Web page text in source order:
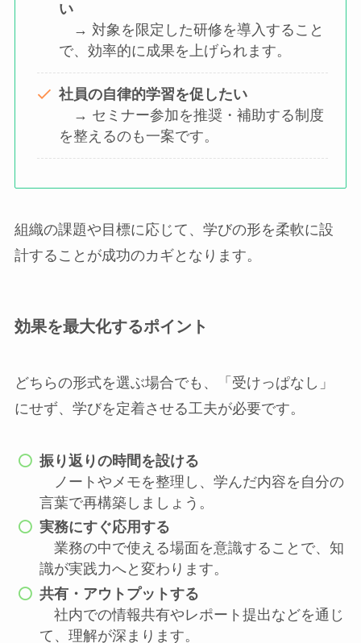
い
→ 対象を限定した研修を導入すること
で、効率的に成果を上げられます。
社員の自律的学習を促したい
→ セミナー参加を推奨・補助する制度
を整えるのも一案です。
組織の課題や目標に応じて、学びの形を柔軟に設
計することが成功のカギとなります。
効果を最大化するポイント
どちらの形式を選ぶ場合でも、「受けっぱなし」
にせず、学びを定着させる工夫が必要です。
振り返りの時間を設ける
ノートやメモを整理し、学んだ内容を自分の
言葉で再構築しましょう。
実務にすぐ応用する
業務の中で使える場面を意識することで、知
識が実践力へと変わります。
共有・アウトプットする
社内での情報共有やレポート提出などを通じ
て、理解が深まります。